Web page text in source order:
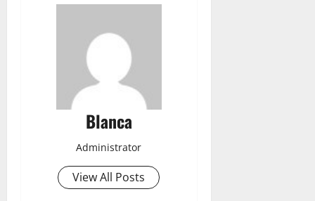
Blanca
Administrator
View All Posts